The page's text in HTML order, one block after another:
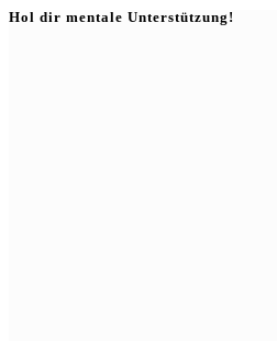
Hol dir mentale Unterstützung!